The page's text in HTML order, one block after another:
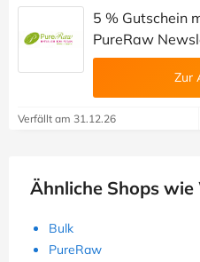
5 % Gutschein
PureRaw
Zur
Verfällt am 31.12.26
Ähnliche Shops
Bulk
PureRaw